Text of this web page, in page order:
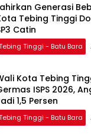
Generasi
Tebing Tinggi
Catin
Tinggi - Batu Bara
Kota Tebing
ISPS 2026,
1,5 Persen
Tinggi - Batu Bara